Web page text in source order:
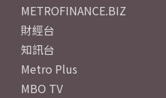
METROFINANCE.BIZ
財經台
知訊台
Metro Plus
MBO TV